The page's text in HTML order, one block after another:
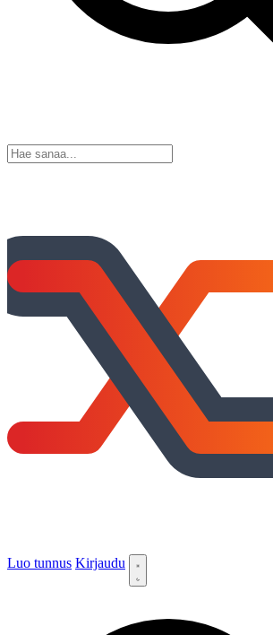
Luo tunnus Kirjaudu